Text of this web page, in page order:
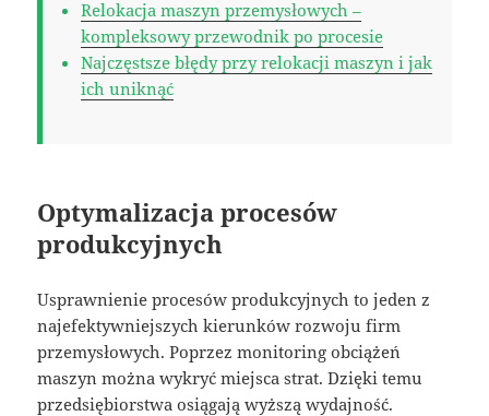
Relokacja maszyn przemysłowych –
kompleksowy przewodnik po procesie
Najczęstsze błędy przy relokacji maszyn i jak
ich uniknąć
Optymalizacja procesów
produkcyjnych
Usprawnienie procesów produkcyjnych to jeden z
najefektywniejszych kierunków rozwoju firm
przemysłowych. Poprzez monitoring obciążeń
maszyn można wykryć miejsca strat. Dzięki temu
przedsiębiorstwa osiągają wyższą wydajność.